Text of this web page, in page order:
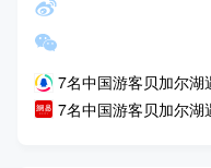
7名中国游客贝加尔
7名中国游客贝加尔